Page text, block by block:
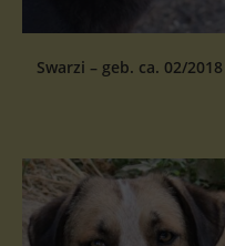
Swarzi – geb. ca. 02/2018